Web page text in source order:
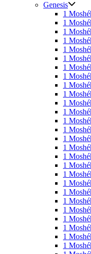
Genesis
1
1
1
1
1
1
1
1
1
1
1
1
1
1
1
1
1
1
1
1
1
1
1
1
1
1
1